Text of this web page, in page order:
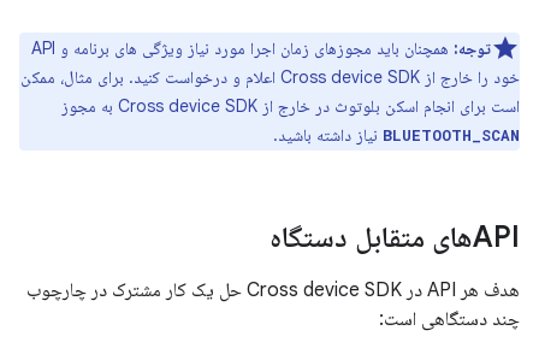
توجه:
همچنان باید مجوزهای زمان اجرا مورد نیاز ویژگی های برنامه و API
خود را خارج از Cross device SDK اعلام و درخواست کنید. برای مثال، ممکن
است برای انجام اسکن بلوتوث در خارج از Cross device SDK به مجوز
BLUETOOTH_SCAN نیاز داشته باشید.
APIهای متقابل دستگاه
هدف هر API در Cross device SDK حل یک کار مشترک در چارچوب
چند دستگاهی است: